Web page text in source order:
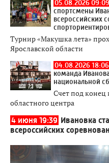
05.08.2026 09:09
спортсмены
всероссийских
Турнир «Макушка лета»
Ярославской области
04.08.2026 18:06
команда
национальной
Счет под конец
областного центра
4 июня 19:39 Ивановка
всероссийских